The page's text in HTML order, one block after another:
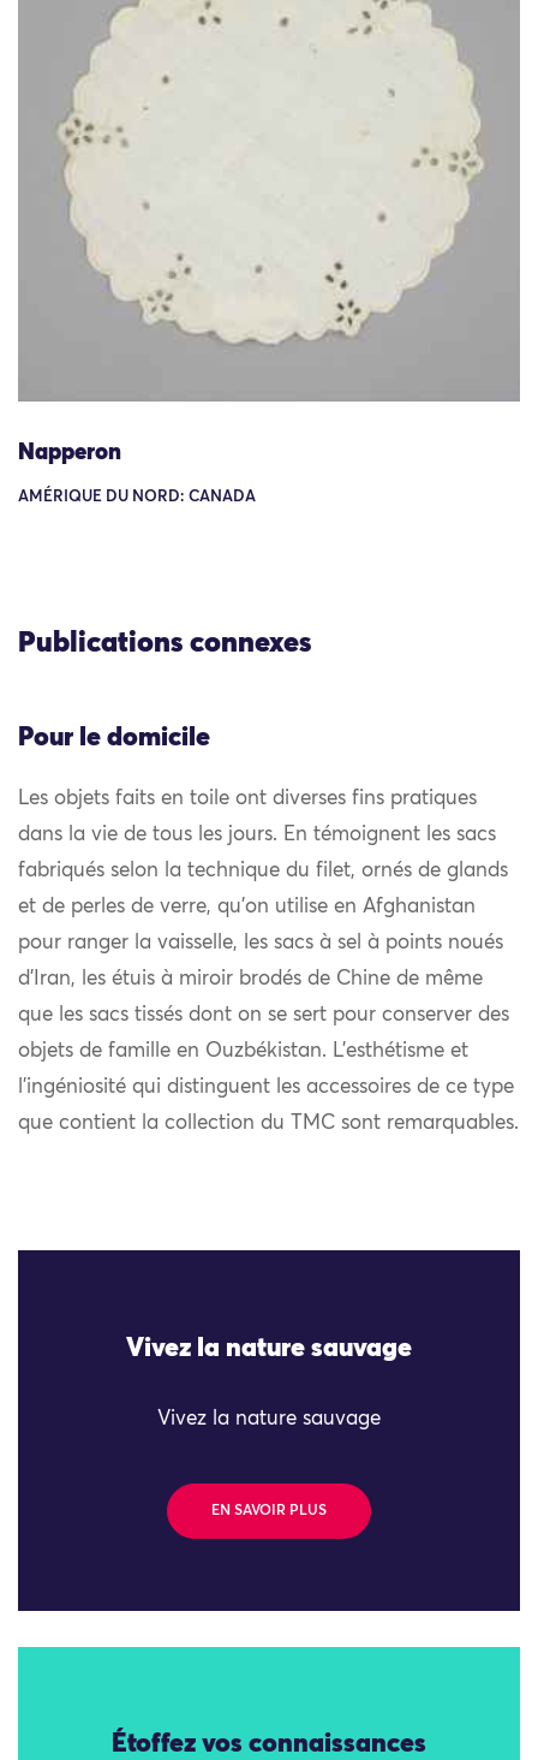
Napperon
AMÉRIQUE DU NORD: CANADA
Publications connexes
Pour le domicile
Les objets faits en toile ont diverses fins pratiques
dans la vie de tous les jours. En témoignent les sacs
fabriqués selon la technique du filet, ornés de glands
et de perles de verre, qu’on utilise en Afghanistan
pour ranger la vaisselle, les sacs à sel à points noués
d’Iran, les étuis à miroir brodés de Chine de même
que les sacs tissés dont on se sert pour conserver des
objets de famille en Ouzbékistan. L’esthétisme et
l’ingéniosité qui distinguent les accessoires de ce type
que contient la collection du TMC sont remarquables.
Vivez la nature sauvage
Vivez la nature sauvage
EN SAVOIR PLUS
Étoffez vos connaissances